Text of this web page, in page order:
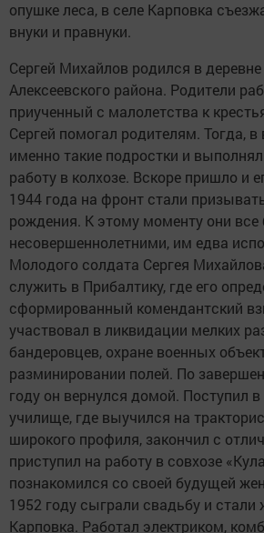
опушке леса, в селе Карповка
внуки и правнуки.
Сергей Михайлов родился в
Алексеевского района. Родители
приученный с малолетства к
Сергей помогал родителям. Тогда,
именно такие подростки и
работу в колхозе. Вскоре пришло и
1944 года на фронт стали
рождения. К этому моменту они
несовершеннолетними, им едва
Молодого солдата Сергея
служить в Прибалтику, где его
сформированный комендантский
участвовал в ликвидации мелких
бандеровцев, охране военных
разминировании полей. По
году он вернулся домой. Поступил
училище, где выучился на
широкого профиля, закончил с
приступил на работу в совхозе
познакомился со своей будущей
1952 году сыграли свадьбу и стали
Карповка. Работал электриком,